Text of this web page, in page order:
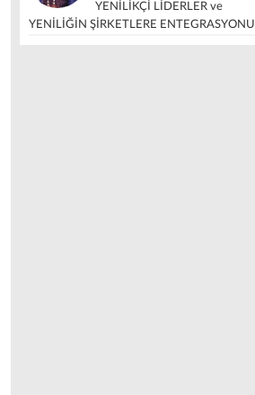
YENİLİKÇİ LİDERLER ve
YENİLİĞİN ŞİRKETLERE ENTEGRASYONU